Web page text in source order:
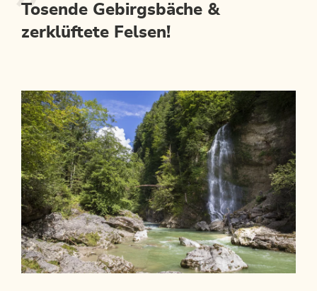
Tosende Gebirgsbäche &
zerklüftete Felsen!